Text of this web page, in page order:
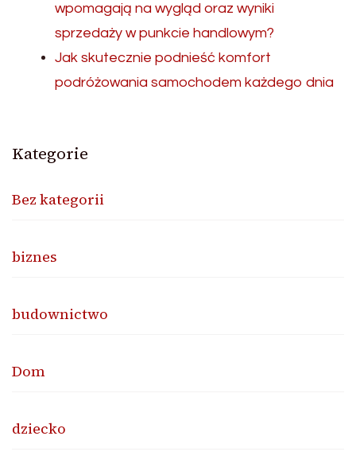
wpomagają na wygląd oraz wyniki
sprzedaży w punkcie handlowym?
Jak skutecznie podnieść komfort
podróżowania samochodem każdego dnia
Kategorie
Bez kategorii
biznes
budownictwo
Dom
dziecko